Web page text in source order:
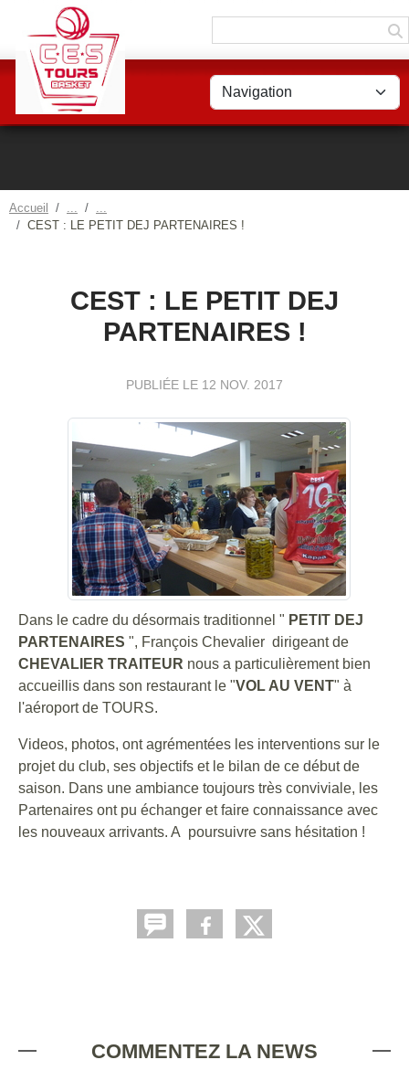
Accueil
CEST : LE PETIT DEJ PARTENAIRES !
CEST : LE PETIT DEJ
PARTENAIRES !
PUBLIÉE LE 12 NOV. 2017
Dans le cadre du désormais traditionnel " PETIT DEJ
PARTENAIRES ", François Chevalier dirigeant de
CHEVALIER TRAITEUR nous a particulièrement bien
accueillis dans son restaurant le "VOL AU VENT" à
l'aéroport de TOURS.
Videos, photos, ont agrémentées les interventions sur le
projet du club, ses objectifs et le bilan de ce début de
saison. Dans une ambiance toujours très conviviale, les
Partenaires ont pu échanger et faire connaissance avec
les nouveaux arrivants. A poursuivre sans hésitation !
COMMENTEZ LA NEWS
Panneau de gestion des cookies